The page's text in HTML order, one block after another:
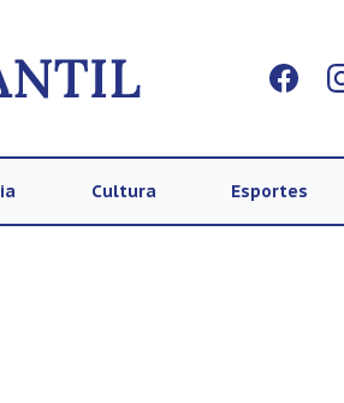
Cultura Esportes